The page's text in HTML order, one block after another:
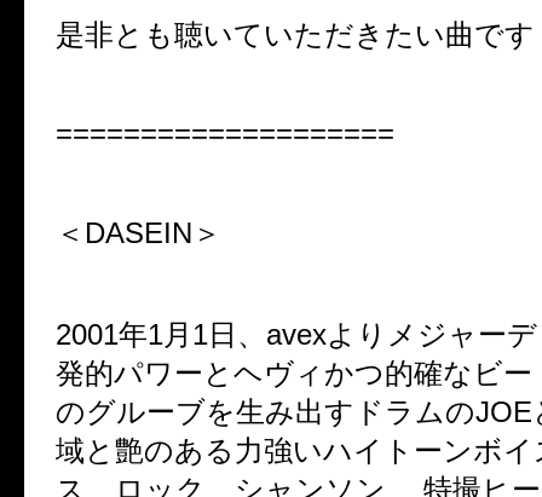
是非とも聴いていただきたい曲です
====================
＜ DASEIN ＞
2001年1月 1日、 avexよりメジャー
発的パワーとヘヴィかつ的確なビ
のグルーブを生み出すドラムのJOE
域と艶のある力強いハイトーンボ
ス、ロック、シャンソン、 特撮ヒ